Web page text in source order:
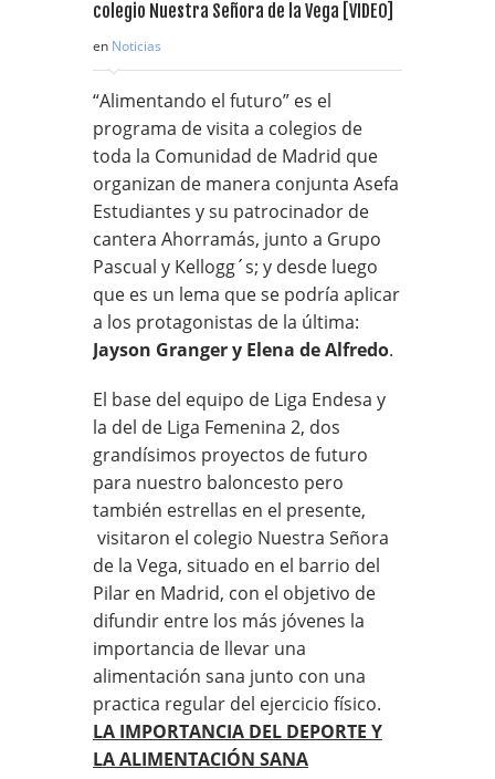
en Noticias
“Alimentando el futuro” es el
programa de visita a colegios de
toda la Comunidad de Madrid que
organizan de manera conjunta Asefa
Estudiantes y su patrocinador de
cantera Ahorramás, junto a Grupo
Pascual y Kellogg´s; y desde luego
que es un lema que se podría aplicar
a los protagonistas de la última:
Jayson Granger y Elena de Alfredo.
El base del equipo de Liga Endesa y
la del de Liga Femenina 2, dos
grandísimos proyectos de futuro
para nuestro baloncesto pero
también estrellas en el presente,
visitaron el colegio Nuestra Señora
de la Vega, situado en el barrio del
Pilar en Madrid, con el objetivo de
difundir entre los más jóvenes la
importancia de llevar una
alimentación sana junto con una
practica regular del ejercicio físico.
LA IMPORTANCIA DEL DEPORTE Y
LA ALIMENTACIÓN SANA